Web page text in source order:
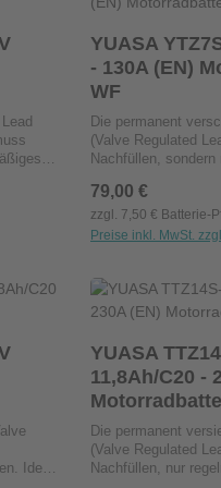
für
Nachfüllen von
Robuste
Leistung.Minimale
längere
Lagen installiert
zu
YUASA
- 130A (EN)
WF
Die permanent
(Valve Regulated
Nachfüllen,
Geländefahrzeuge,
Skis.Die
nahezu alle
reduziert die
signifikantDiese
Hochleistungs-
dreimal längere
herkömmliche
zuverlässigsten
Regulärer Preis:
79,00 €
zzgl. 7,50 € Batterie-
Preise inkl. MwSt.
den
Ideal
Produkt
YUASA
11,8Ah/C20 -
Die permanent
(Valve Regulated
Nachfüllen, nur